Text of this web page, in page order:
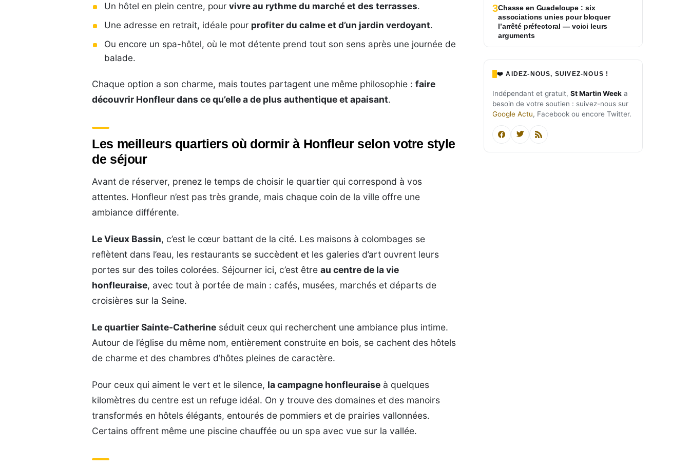
Un hôtel en plein centre, pourvivre au rythme du marché et des terrasses.
Une adresse en retrait, idéale pour profiter du calme et d’un jardin verdoyant.
Ou encore un spa-hôtel, où le mot détente prend tout son sens après une journée de
balade.
Chaque option a son charme, mais toutes partagent une même philosophie :faire
découvrir Honfleur dans ce qu’elle a de plus authentique et apaisant.
Les meilleurs quartiers où dormir à Honfleur selon votre style
de séjour
Avant de réserver, prenez le temps de choisir le quartier qui correspond à vos
attentes. Honfleur n’est pas très grande, mais chaque coin de la ville offre une
ambiance différente.
Le Vieux Bassin, c’est le cœur battant de la cité. Les maisons à colombages se
reflètent dans l’eau, les restaurants se succèdent et les galeries d’art ouvrent leurs
portes sur des toiles colorées. Séjourner ici, c’est êtreau centre de la vie
honfleuraise, avec tout à portée de main : cafés, musées, marchés et départs de
croisières sur la Seine.
Le quartier Sainte-Catherine séduit ceux qui recherchent une ambiance plus intime.
Autour de l’église du même nom, entièrement construite en bois, se cachent des hôtels
de charme et des chambres d’hôtes pleines de caractère.
Pour ceux qui aiment le vert et le silence, la campagne honfleuraise à quelques
kilomètres du centre est un refuge idéal. On y trouve des domaines et des manoirs
transformés en hôtels élégants, entourés de pommiers et de prairies vallonnées.
Certains offrent même une piscine chauffée ou un spa avec vue sur la vallée.
3Chasse en Guadeloupe : six
associations unies pour bloquer
l’arrêté préfectoral — voici leurs
arguments
❤️ AIDEZ-NOUS, SUIVEZ-NOUS !
Indépendant et gratuit, St Martin Week a
besoin de votre soutien : suivez-nous sur
Google Actu, Facebook ou encore Twitter.